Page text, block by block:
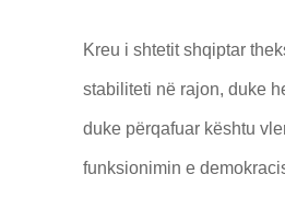
Kreu i shtetit shqiptar
stabiliteti në rajon, duke
duke përqafuar kështu
funksionimin e